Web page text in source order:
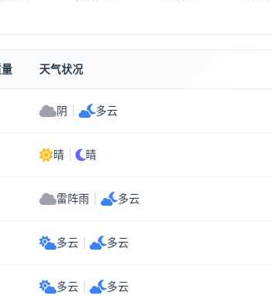
天气状况
阴 多云
晴 晴
雷阵雨 多云
多云 多云
多云 多云